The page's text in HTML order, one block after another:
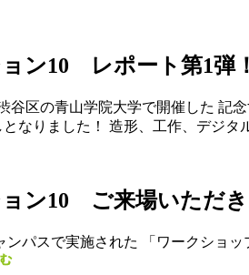
ン10 レポート第1弾！
谷区の青山学院大学で開催した
なりました！ 造形、工作、デジ
ン10 ご来場いただ
ンパスで実施された 「ワークショ